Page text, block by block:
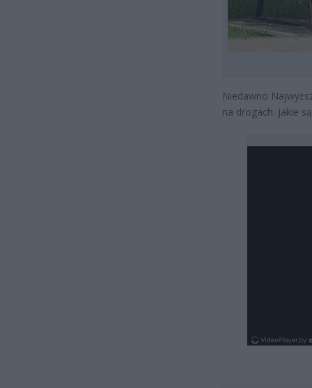
Niedawno
na drogach. Jakie